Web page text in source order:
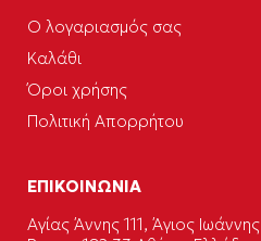
Ο λογαριασμός σας
Καλάθι
Όροι χρήσης
Πολιτική Απορρήτου
ΕΠΙΚΟΙΝΩΝΙΑ
Αγίας Άννης 111, Άγιος Ιωάννης